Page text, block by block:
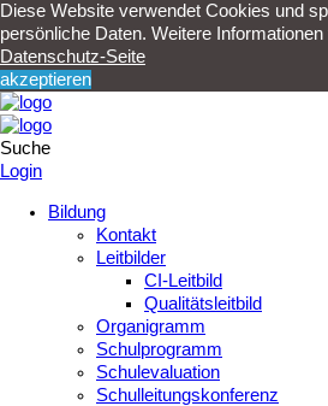
Diese Website verwendet Cookies und
persönliche Daten. Weitere
Datenschutz-Seite
akzeptieren
Suche
Login
Bildung
Kontakt
Leitbilder
CI-Leitbild
Qualitätsleitbild
Organigramm
Schulprogramm
Schulevaluation
Schulleitungskonferenz